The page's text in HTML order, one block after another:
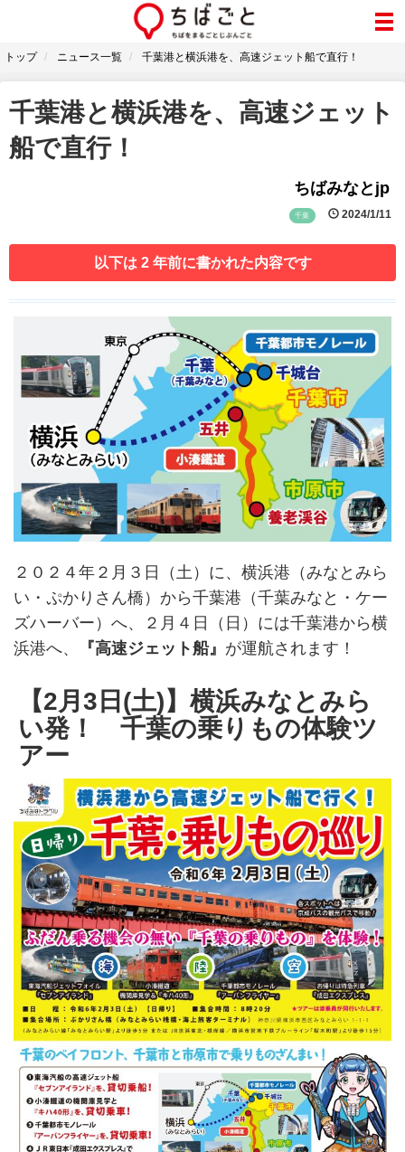
トップ ニュース一覧 千葉港と横浜港を、高速ジェット船で直行！
千葉港と横浜港を、高速ジェット
船で直行！
ちばみなとjp
千葉 2024/1/11
以下は 2 年前に書かれた内容です
２０２４年２月３日（土）に、横浜港（みなとみら
い・ぷかりさん橋）から千葉港（千葉みなと・ケー
ズハーバー）へ、２月４日（日）には千葉港から横
浜港へ、
『高速ジェット船』 が運航されます！
【2月3日(土)】横浜みなとみら
い発！ 千葉の乗りもの体験ツ
アー